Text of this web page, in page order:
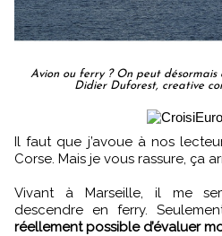
Avion ou ferry ? On peut
Didier Duforest, creative
Il faut que j’avoue à nos lecteurs quelque chose. Je suis
Corse. Mais je vous rassure, ça
Vivant à Marseille, il me
descendre en ferry.
réellement possible d’évaluer